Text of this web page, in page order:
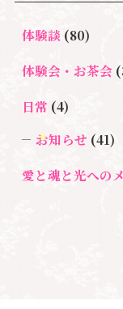
ルカード ＃ハイ
ックバスタ
スター養成
＃宇宙ママももこ
体験談(80)
体験会・お茶会
日常 (4)
お知らせ (41)
愛と魂と光への